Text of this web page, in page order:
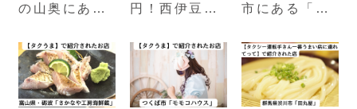
の山奥にある
ン有名店「希
望館」
円！西伊豆の
津屋食堂」
市にある「３
ス）食堂」の
紹介